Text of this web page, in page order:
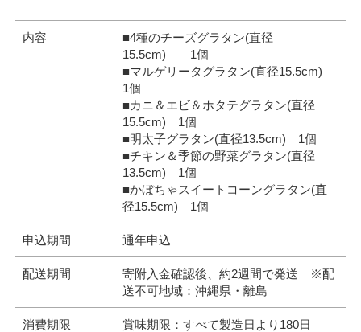
内容
■4種のチーズグラタン(直径
15.5cm) 1個
■マルゲリータグラタン(直径15.5cm)
1個
■カニ＆エビ＆ホタテグラタン(直径
15.5cm) 1個
■明太子グラタン(直径13.5cm) 1個
■チキン＆季節の野菜グラタン(直径
13.5cm) 1個
■かぼちゃスイートコーングラタン(直
径15.5cm) 1個
申込期間 通年申込
配送期間
寄附入金確認後、約2週間で発送 ※配
送不可地域：沖縄県・離島
消費期限
賞味期限：すべて製造日より180日